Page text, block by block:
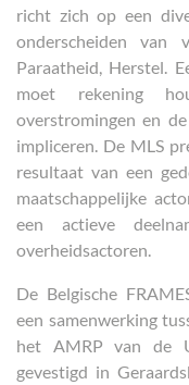
richt zich op een
onderscheiden van
Paraatheid, Herstel.
moet rekening
overstromingen en
impliceren. De MLS
resultaat van een
maatschappelijke
een actieve
overheidsactoren.
De Belgische
een samenwerking
het AMRP van de
gevestigd in